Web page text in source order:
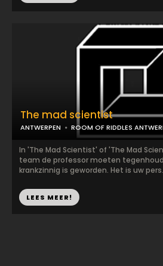
The mad scientist
ANTWERPEN ROOM OF RIDDLES
In 'The Mad Scientist' of 'The Mad
team de professor moeten
krankzinnig is geworden. Het is uw
LEES MEER!